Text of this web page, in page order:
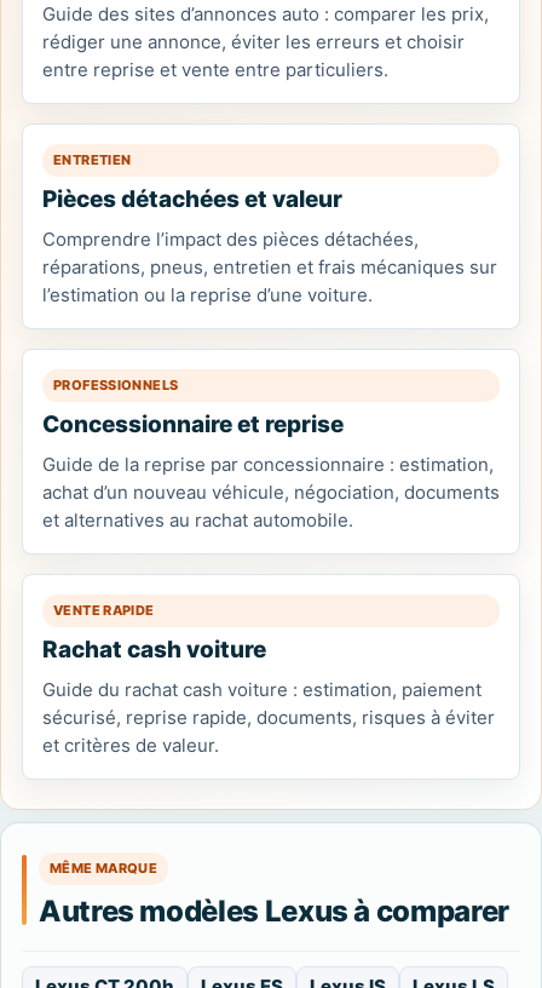
Guide des sites d’annonces auto : comparer les prix,
rédiger une annonce, éviter les erreurs et choisir
entre reprise et vente entre particuliers.
ENTRETIEN
Pièces détachées et valeur
Comprendre l’impact des pièces détachées,
réparations, pneus, entretien et frais mécaniques sur
l’estimation ou la reprise d’une voiture.
PROFESSIONNELS
Concessionnaire et reprise
Guide de la reprise par concessionnaire : estimation,
achat d’un nouveau véhicule, négociation, documents
et alternatives au rachat automobile.
VENTE RAPIDE
Rachat cash voiture
Guide du rachat cash voiture : estimation, paiement
sécurisé, reprise rapide, documents, risques à éviter
et critères de valeur.
MÊME MARQUE
Autres modèles Lexus à comparer